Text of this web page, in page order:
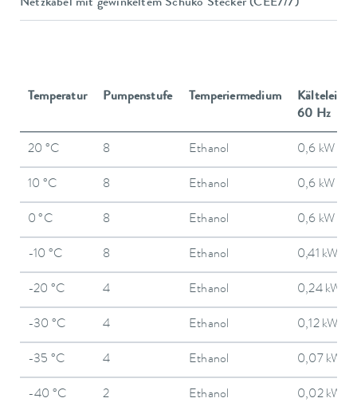
Netzkabel mit gewinkeltem Schuko Stecker (CEE7/7)
Temperatur Pumpenstufe Temperiermedium
60 Hz
20 °C 8 Ethanol 0,6 kW
10 °C 8 Ethanol 0,6 kW
0 °C 8 Ethanol 0,6 kW
-10 °C 8 Ethanol 0,41 kW
-20 °C 4 Ethanol 0,24 kW
-30 °C 4 Ethanol 0,12 kW
-35 °C 4 Ethanol 0,07 kW
-40 °C 2 Ethanol 0,02 kW